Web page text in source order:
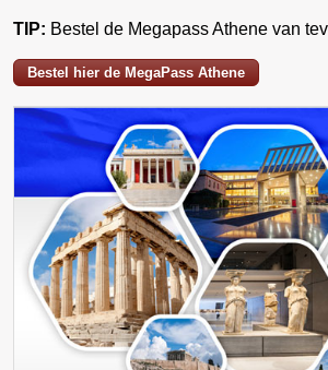
TIP: Bestel de Megapass Athene van
Bestel hier de MegaPass Athene